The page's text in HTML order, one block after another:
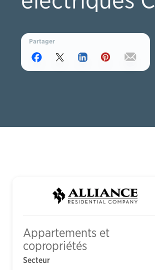
Partager
Appartements et
copropriétés
Secteur